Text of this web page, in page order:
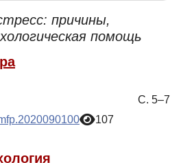
причины,
помощь
С. 5–7
107